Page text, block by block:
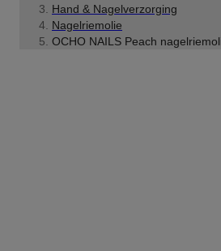
Hand & Nagelverzorging
Nagelriemolie
OCHO NAILS Peach